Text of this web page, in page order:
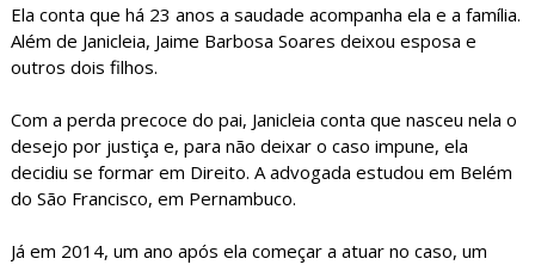
Ela conta que há 23 anos a saudade acompanha ela e a família.
Além de Janicleia, Jaime Barbosa Soares deixou esposa e
outros dois filhos.
Com a perda precoce do pai, Janicleia conta que nasceu nela o
desejo por justiça e, para não deixar o caso impune, ela
decidiu se formar em Direito. A advogada estudou em Belém
do São Francisco, em Pernambuco.
Já em 2014, um ano após ela começar a atuar no caso, um